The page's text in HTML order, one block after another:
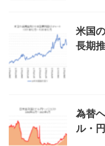
米国
長期
為替
ル・